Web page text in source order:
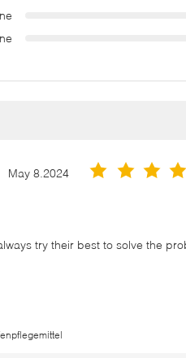
May 8.2024
try their best to solve the